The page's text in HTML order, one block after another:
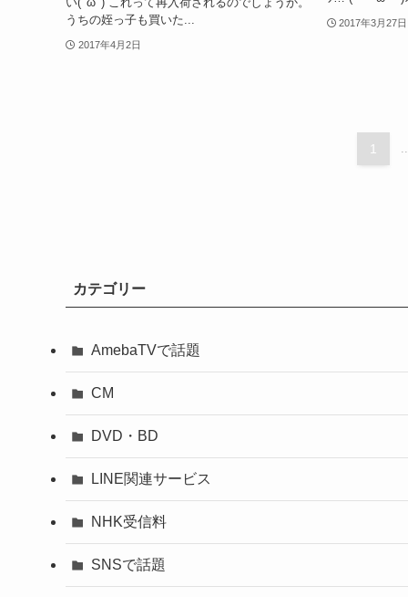
うちの姪っ子も買いた...
2017年4月2日
2017年3月27日
1
カテゴリー
AmebaTVで話題
CM
DVD・BD
LINE関連サービス
NHK受信料
SNSで話題